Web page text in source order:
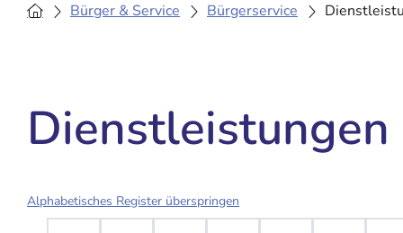
Bürger & Service Bürgerservice
Dienstleistungen
Alphabetisches Register überspringen